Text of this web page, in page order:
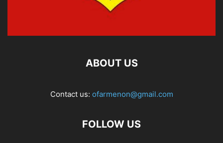
ABOUT US
Contact us: ofarmenon@gmail.com
FOLLOW US